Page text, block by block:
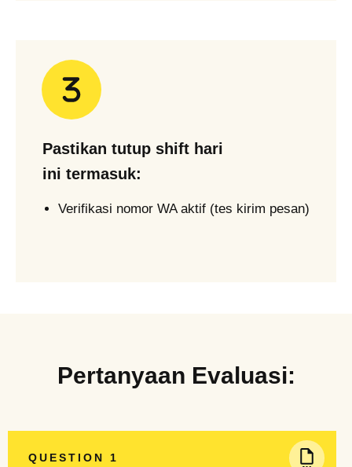
Pastikan tutup shift hari
ini termasuk:
Verifikasi nomor WA aktif (tes kirim pesan)
Pertanyaan Evaluasi:
QUESTION 1